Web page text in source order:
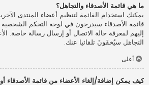
ما هي قائمة الأصدقاء والتجاهل؟
يمكنك استخدام القائمة لتنظيم أعضاء المنتدى
قائمة الأصدقاء سيدرجون في لوحة التحكم
إليهم لمعرفة حالة الاتصال أو إرسال رسالة خاصة.
التجاهل سيُخفَونَ تلقائيا عنك.
أعلى
كيف يمكن إضافة/إلغاء الأعضاء من قائمة الأصدقاء